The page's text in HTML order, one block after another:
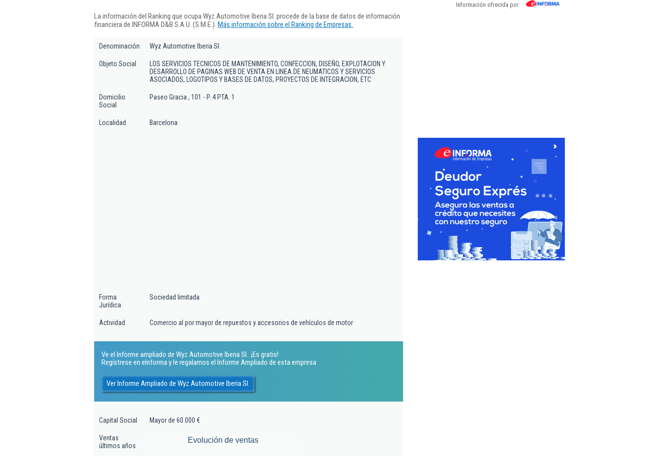
Información ofrecida por
La información del Ranking que ocupa Wyz Automotive Iberia Sl. procede de la base de datos de información
financiera de INFORMA D&B S.A.U. (S.M.E.). Más información sobre el Ranking de Empresas.
Denominación Wyz Automotive Iberia Sl.
Objeto Social
LOS SERVICIOS TECNICOS DE MANTENIMIENTO, CONFECCION, DISEÑO, EXPLOTACION Y
DESARROLLO DE PAGINAS WEB DE VENTA EN LINEA DE NEUMATICOS Y SERVICIOS
ASOCIADOS, LOGOTIPOS Y BASES DE DATOS, PROYECTOS DE INTEGRACION, ETC
Domicilio
Social
Paseo Gracia , 101 - P. 4 PTA. 1
Localidad Barcelona
Forma
Jurídica
Sociedad limitada
Actividad Comercio al por mayor de repuestos y accesorios de vehículos de motor
Ve el Informe ampliado de Wyz Automotive Iberia Sl.. ¡Es gratis!
Regístrese en eInforma y le regalamos el Informe Ampliado de esta empresa
Ver Informe Ampliado de Wyz Automotive Iberia Sl.
Capital Social Mayor de 60.000 €
Ventas
últimos años
Evolución de ventas